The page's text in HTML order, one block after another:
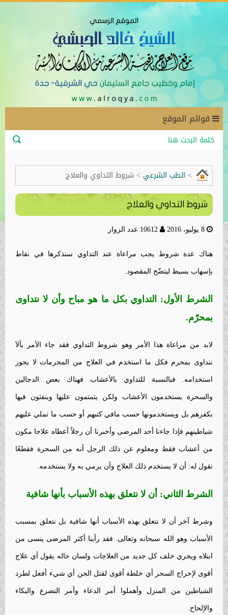
قوائم الموقع
> الطب الشرعي > شروط التداوي والعلاج
شروط التداوي والعلاج
هناك عدة شروط يجب مراعاة عند التداوي سنذكرها في نقاط
بإسهاب بسيط ليتضّح المقصود.
الشرط الأول: التداوي بكل ما هو مباح وأن لا نتداوى
بمحرّم.
لابد من مراعاة هذا الأمر وهو شروط التداوي فقد جاء الأمر بألاَ
نتداوى بمحرم فكل ما استخدم في العلاج من المحرمات لا يجوز
استخدامه. فبالنسبة للتداوي بالأعشاب فهناك بعض الدجالين
والسحرة يستخدمون الأعشاب ولكن يتمتمون عليها وينفثون فيها
بكفرهم بل ويستخدمونها حسب مافي كتبهم أو حسب ما تملي عليهم
شياطينهم فإذا جاءنا أحد المرضى وأخبرنا أن رجلاً أعطاه علاجا مكون
من أعشاب فقط ومعلوم عن ذلك الرجل أنه من السحرة فقطعًا
نقول له: أن لا يستخدم ذلك العلاج وأن يرمي به ولا يستخدمه.
الشرط الثاني: أن لا نتعلق بهذه الأسباب بأنها شافية
وشرط آخر أن لا نتعلق بهذه الأسباب أنها شافية بل نتعلق بمسبب
الأسباب وهو الله سبحانه وتعالى. فقد رأينا أكثر المرضى ينسى من
ابتلاه ويجري خلف كل جديد من العلاجات ولسان حاله يقول أي علاج
أقوى لإخراج السحر أي خلطة أقوى لقتل الجن أي شيء أفعل لطرد
الشياطين من المنزل وأهملوا أمر الدعاء وأمر التضرع والبكاء
والإلحاح.